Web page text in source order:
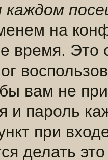
каждом
на
время. Это
вам не
и пароль
при
делать